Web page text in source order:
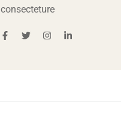
consecteture